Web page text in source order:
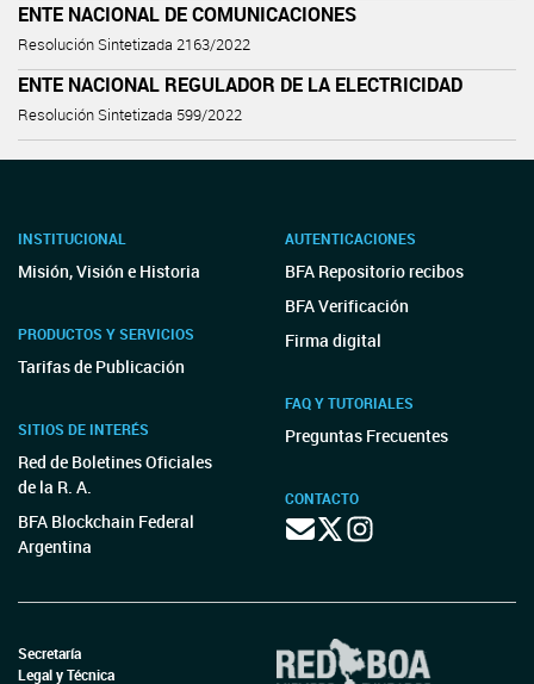
ENTE NACIONAL DE COMUNICACIONES
Resolución Sintetizada 2163/2022
ENTE NACIONAL REGULADOR DE LA ELECTRICIDAD
Resolución Sintetizada 599/2022
INSTITUCIONAL
Misión, Visión e Historia
PRODUCTOS Y SERVICIOS
Tarifas de Publicación
SITIOS DE INTERÉS
Red de Boletines Oficiales
de la R. A.
BFA Blockchain Federal
Argentina
AUTENTICACIONES
BFA Repositorio recibos
BFA Verificación
Firma digital
FAQ Y TUTORIALES
Preguntas Frecuentes
CONTACTO
Secretaría
Legal y Técnica